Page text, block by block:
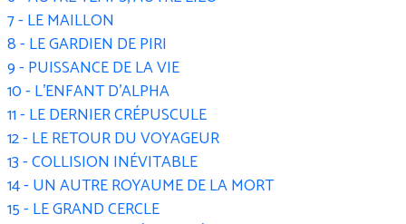
7 - LE MAILLON
8 - LE GARDIEN DE PIRI
9 - PUISSANCE DE LA VIE
10 - L'ENFANT D'ALPHA
11 - LE DERNIER CRÉPUSCULE
12 - LE RETOUR DU VOYAGEUR
13 - COLLISION INÉVITABLE
14 - UN AUTRE ROYAUME DE LA MORT
15 - LE GRAND CERCLE